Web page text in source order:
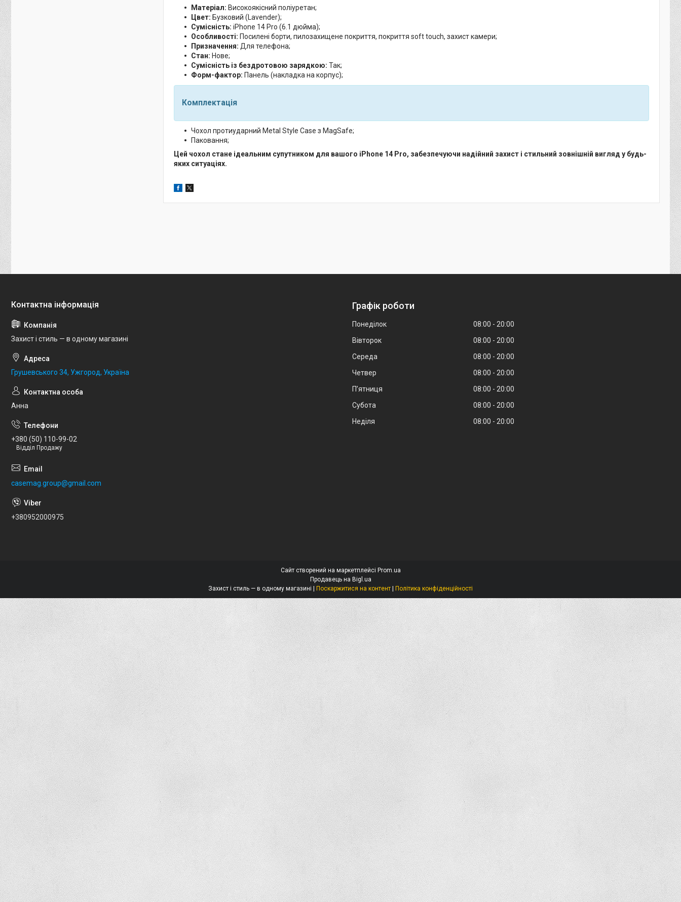
Матеріал: Високоякісний поліуретан;
Цвет: Бузковий (Lavender);
Сумісність: iPhone 14 Pro (6.1 дюйма);
Особливості: Посилені борти, пилозахищене покриття, покриття soft touch, захист камери;
Призначення: Для телефона;
Стан: Нове;
Сумісність із бездротовою зарядкою: Так;
Форм-фактор: Панель (накладка на корпус);
Комплектація
Чохол протиударний Metal Style Case з MagSafe;
Паковання;
Цей чохол стане ідеальним супутником для вашого iPhone 14 Pro, забезпечуючи надійний захист і стильний зовнішній вигляд у будь-
яких ситуаціях.
Захист і стиль — в одному магазині
Грушевського 34, Ужгород, Україна
Анна
+380 (50) 110-99-02
Відділ Продажу
casemag.group@gmail.com
+380952000975
Графік роботи
Понеділок 08:00
20:00
Вівторок
08:00
20:00
Середа
08:00
20:00
Четвер
08:00
20:00
Пʼятниця
08:00
20:00
Субота
08:00
20:00
Неділя
08:00 20:00
Сайт створений на маркетплейсі Prom.ua
Продавець на Bigl.ua
Захист і стиль — в одному магазині | Поскаржитися на контент | Політика конфіденційності